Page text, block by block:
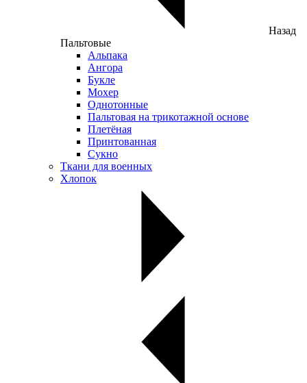
Назад
Пальтовые
Альпака
Ангора
Букле
Мохер
Однотонные
Пальтовая на трикотажной основе
Плетёная
Принтованная
Сукно
Ткани для военных
Хлопок